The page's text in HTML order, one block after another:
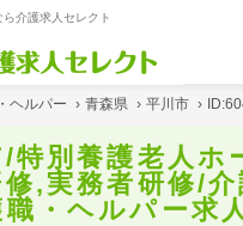
介護求人セレクト
ヘルパー › 青森県 › 平川市 ›
特別養護老人ホ
,実務者研修/
・ヘルパー求